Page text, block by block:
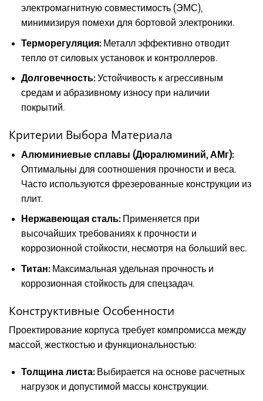
электромагнитную совместимость (ЭМС),
минимизируя помехи для бортовой электроники.
Терморегуляция:Металл эффективно отводит
тепло от силовых установок и контроллеров.
Долговечность:Устойчивость к агрессивным
средам и абразивному износу при наличии
покрытий.
Критерии Выбора Материала
Алюминиевые сплавы (Дюралюминий, АМг):
Оптимальны для соотношения прочности и веса.
Часто используются фрезерованные конструкции из
плит.
Нержавеющая сталь:Применяется при
высочайших требованиях к прочности и
коррозионной стойкости, несмотря на больший вес.
Титан:Максимальная удельная прочность и
коррозионная стойкость для спецзадач.
Конструктивные Особенности
Проектирование корпуса требует компромисса между
массой, жесткостью и функциональностью:
Толщина листа:Выбирается на основе расчетных
нагрузок и допустимой массы конструкции.